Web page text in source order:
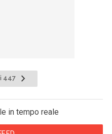
447
in tempo reale